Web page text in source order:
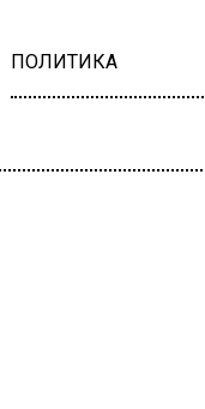
ПОЛИТИКА